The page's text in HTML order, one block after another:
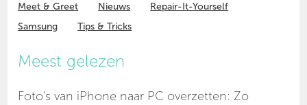
Meet & Greet
Nieuws
Repair-It-Yourself
Samsung
Tips & Tricks
Meest gelezen
Foto's van iPhone naar PC overzetten: Zo